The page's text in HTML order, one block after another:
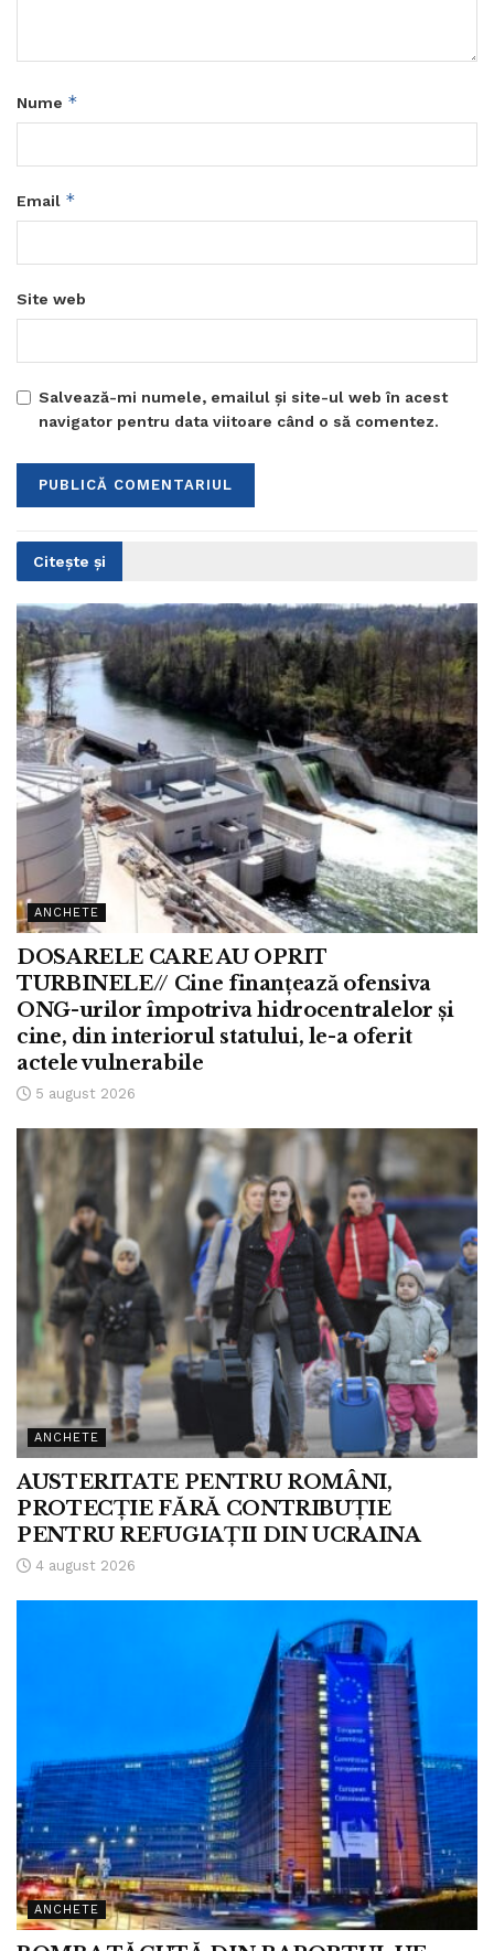
Nume *
Email *
Site web
Salvează-mi numele, emailul și site-ul web în acest
navigator pentru data viitoare când o să comentez.
Citește și
ANCHETE
DOSARELE CARE AU OPRIT
TURBINELE// Cine finanțează ofensiva
ONG-urilor împotriva hidrocentralelor și
cine, din interiorul statului, le-a oferit
actele vulnerabile
5 august 2026
ANCHETE
AUSTERITATE PENTRU ROMÂNI,
PROTECȚIE FĂRĂ CONTRIBUȚIE
PENTRU REFUGIAȚII DIN UCRAINA
4 august 2026
ANCHETE